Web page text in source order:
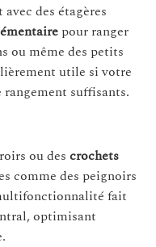
des étagères
pour ranger
ou même des petits
utile si votre
rangement suffisants.
ou des crochets
comme des peignoirs
fait
optimisant